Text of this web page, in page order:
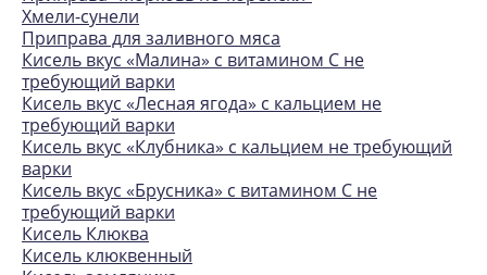
Хмели-сунели
Приправа для заливного мяса
Кисель вкус «Малина» с витамином С не
требующий варки
Кисель вкус «Лесная ягода» с кальцием не
требующий варки
Кисель вкус «Клубника» с кальцием не требующий
варки
Кисель вкус «Брусника» с витамином С не
требующий варки
Кисель Клюква
Кисель клюквенный